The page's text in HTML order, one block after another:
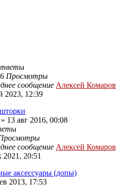
Просмотры
сообщение Алексей Комаров
2023, 12:39
» 13 авг 2016, 00:08
сообщение Алексей Комаров
2021, 20:51
аксессуары (допы)
2013, 17:53